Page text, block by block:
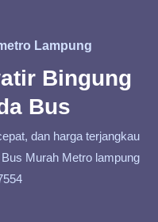
Lampung
Bingung
Bus
dan harga terjangkau
Murah Metro lampung